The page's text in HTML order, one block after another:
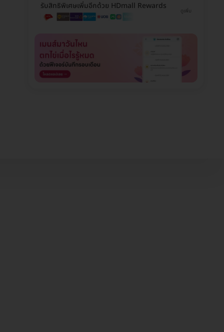
รับสิทธิพิเศษเพิ่มอีกด้วย HDmall Rewards
ดูเพิ่ม